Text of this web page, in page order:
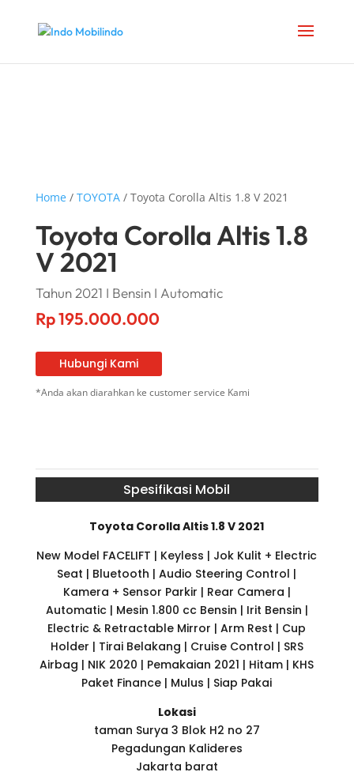
Home/ TOYOTA/ Toyota Corolla Altis 1.8 V 2021
Toyota Corolla Altis 1.8
V 2021
Tahun 2021 I Bensin I Automatic
Rp195.000.000
Hubungi Kami
*Anda akan diarahkan ke customer service Kami
Spesifikasi Mobil
Toyota Corolla Altis 1.8 V 2021
New Model FACELIFT | Keyless | Jok Kulit + Electric
Seat | Bluetooth | Audio Steering Control |
Kamera + Sensor Parkir | Rear Camera |
Automatic | Mesin 1.800 cc Bensin | Irit Bensin |
Electric & Retractable Mirror | Arm Rest | Cup
Holder | Tirai Belakang | Cruise Control | SRS
Airbag | NIK 2020 | Pemakaian 2021 | Hitam | KHS
Paket Finance | Mulus | Siap Pakai
Lokasi
taman Surya 3 Blok H2 no 27
Pegadungan Kalideres
Jakarta barat